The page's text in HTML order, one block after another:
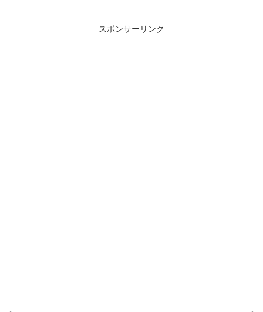
スポンサーリンク